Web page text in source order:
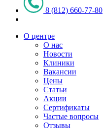
8 (812) 660-77-80
О центре
О нас
Новости
Клиники
Вакансии
Цены
Статьи
Акции
Сертификаты
Частые вопросы
Отзывы